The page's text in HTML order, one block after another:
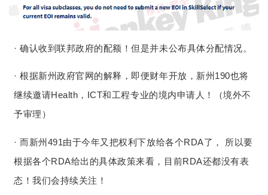
· 确认收到联邦政府的配额！但是并未公布具体分配情况。
· 根据新州政府官网的解释，即便财年开放，新州190也将
继续邀请Health，ICT和工程专业的境内申请人！（境外不
予审理）
· 而新州491由于今年又把权利下放给各个RDA了， 所以要
根据各个RDA给出的具体政策来看，目前RDA还都没有表
态！我们会持续关注！